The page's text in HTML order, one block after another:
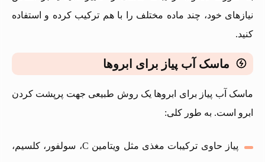
نیازهای خود، چند ماده مختلف را با هم ترکیب کرده و استفاده
کنید.
ماسک آب پیاز برای ابروها
ماسک آب پیاز برای ابروها یک روش طبیعی جهت پرپشت کردن
ابرو است. به طور کلی:
پیاز حاوی ترکیبات مغذی مثل ویتامین C، سولفور، کلسیم،